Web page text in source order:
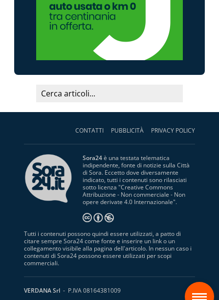
CONTATTI PUBBLICITÀ PRIVACY POLICY
Sora24è una testata telematica
indipendente, fonte di notizie sulla Città
di Sora. Eccetto dove diversamente
indicato, tutti i contenuti sono rilasciati
sotto licenza "Creative Commons
Attribuzione - Non commerciale - Non
opere derivate 4.0 Internazionale".
Tutti i contenuti possono quindi essere utilizzati, a patto di
citare sempre Sora24 come fonte e inserire un link o un
collegamento visibile alla pagina dell'articolo. In nessun caso i
contenuti di Sora24 possono essere utilizzati per scopi
commerciali.
VERDANA Srl - P.IVA 08164381009